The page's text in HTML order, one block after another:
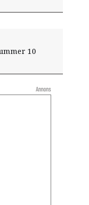
10
Annons